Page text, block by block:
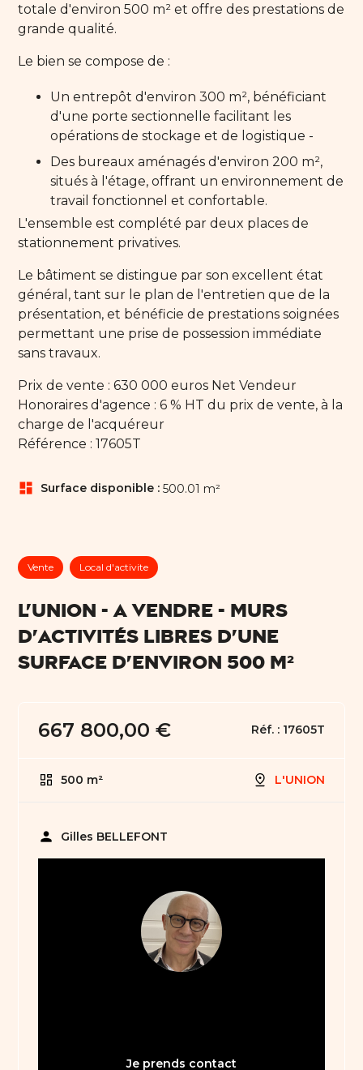
totale d'environ 500 m² et offre des prestations de
grande qualité.
Le bien se compose de :
Un entrepôt d'environ 300 m², bénéficiant
d'une porte sectionnelle facilitant les
opérations de stockage et de logistique -
Des bureaux aménagés d'environ 200 m²,
situés à l'étage, offrant un environnement de
travail fonctionnel et confortable.
L'ensemble est complété par deux places de
stationnement privatives.
Le bâtiment se distingue par son excellent état
général, tant sur le plan de l'entretien que de la
présentation, et bénéficie de prestations soignées
permettant une prise de possession immédiate
sans travaux.
Prix de vente : 630 000 euros Net Vendeur
Honoraires d'agence : 6 % HT du prix de vente, à la
charge de l'acquéreur
Référence : 17605T
dashboard Surface disponible : 500.01 m²
Vente Local d'activite
L'UNION - A VENDRE - Murs
d'activités libres d'une
surface d'environ 500 m²
667 800,00 € Réf. : 17605T
500 m² L'UNION
person Gilles BELLEFONT
Je prends contact